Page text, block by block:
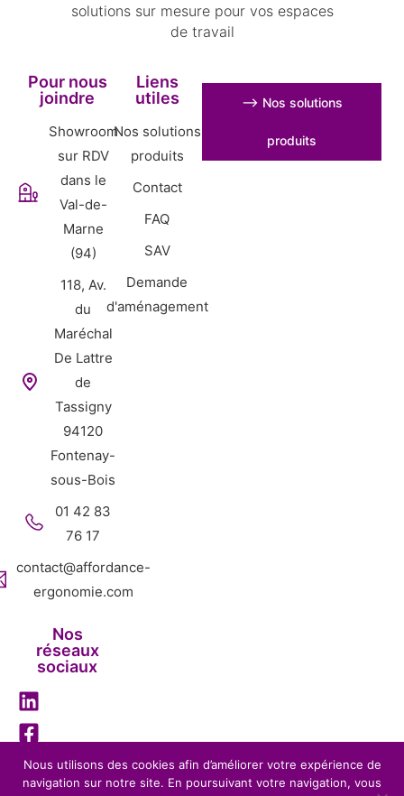
solutions sur mesure pour vos espaces
de travail
Pour nous
joindre
Showroom
sur RDV
dans le
Val-de-
Marne
(94)
118, Av.
du
Maréchal
De Lattre
de
Tassigny
94120
Fontenay-
sous-Bois
01 42 83
76 17
contact@affordance-
ergonomie.com
Nos
réseaux
sociaux
Liens
utiles
Nos solutions
produits
Contact
FAQ
SAV
Demande
d'aménagement
⟶ Nos solutions
produits
Mentions légalesPolitique de confidentialité
Nous utilisons des cookies afin d’améliorer votre expérience de
navigation sur notre site. En poursuivant votre navigation, vous